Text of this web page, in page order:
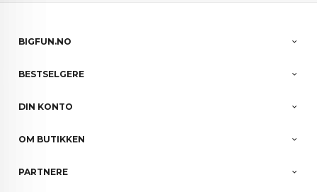
BIGFUN.NO
BESTSELGERE
DIN KONTO
OM BUTIKKEN
PARTNERE